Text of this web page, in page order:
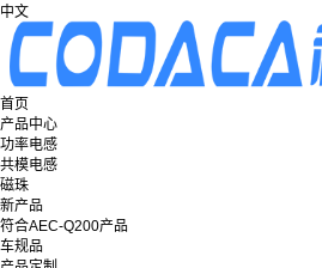
中文
首页
产品中心
功率电感
共模电感
磁珠
新产品
符合AEC-Q200产品
车规品